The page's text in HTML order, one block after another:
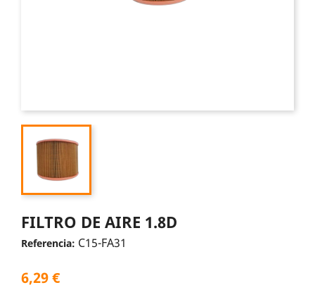
FILTRO DE AIRE 1.8D
Referencia: C15-FA31
6,29 €